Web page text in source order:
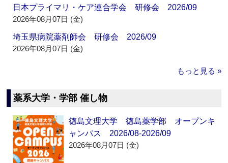
日本プライマリ・ケア連合学会 研修会 2026/09
2026年08月07日 (金)
埼玉県病院薬剤師会 研修会 2026/09
2026年08月07日 (金)
もっと見る »
薬系大学・学部 催し物
徳島文理大学 徳島薬学部 オープンキ
ャンパス 2026/08-2026/09
2026年08月07日 (金)